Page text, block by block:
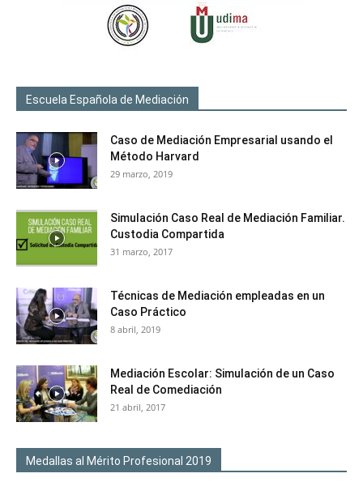
Escuela Española de Mediación
Caso de Mediación Empresarial usando el
Método Harvard
29 marzo, 2019
Simulación Caso Real de Mediación Familiar.
Custodia Compartida
31 marzo, 2017
Técnicas de Mediación empleadas en un
Caso Práctico
8 abril, 2019
Mediación Escolar: Simulación de un Caso
Real de Comediación
21 abril, 2017
Medallas al Mérito Profesional 2019